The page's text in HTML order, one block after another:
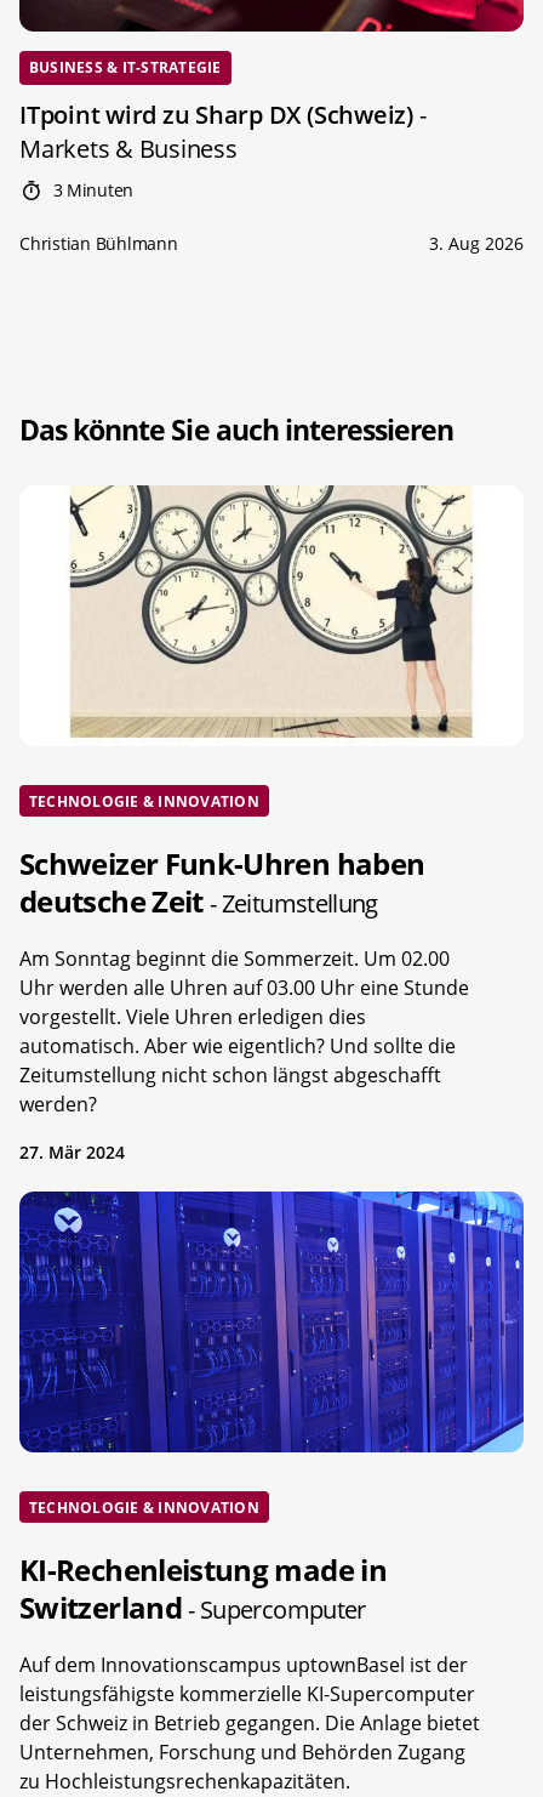
BUSINESS & IT-STRATEGIE
ITpoint wird zu Sharp DX (Schweiz)-
Markets & Business
3 Minuten
Christian Bühlmann 3. Aug 2026
Das könnte Sie auch interessieren
TECHNOLOGIE & INNOVATION
Schweizer Funk-Uhren haben
deutsche Zeit- Zeitumstellung
Am Sonntag beginnt die Sommerzeit. Um 02.00
Uhr werden alle Uhren auf 03.00 Uhr eine Stunde
vorgestellt. Viele Uhren erledigen dies
automatisch. Aber wie eigentlich? Und sollte die
Zeitumstellung nicht schon längst abgeschafft
werden?
27. Mär 2024
TECHNOLOGIE & INNOVATION
KI-Rechenleistung made in
Switzerland- Supercomputer
Auf dem Innovationscampus uptownBasel ist der
leistungsfähigste kommerzielle KI-Supercomputer
der Schweiz in Betrieb gegangen. Die Anlage bietet
Unternehmen, Forschung und Behörden Zugang
zu Hochleistungsrechenkapazitäten.